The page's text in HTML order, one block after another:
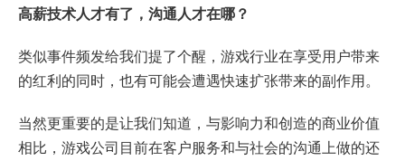
高薪技术人才有了，沟通人才在哪？
类似事件频发给我们提了个醒，游戏行业在享受用户带来
的红利的同时，也有可能会遭遇快速扩张带来的副作用。
当然更重要的是让我们知道，与影响力和创造的商业价值
相比，游戏公司目前在客户服务和与社会的沟通上做的还